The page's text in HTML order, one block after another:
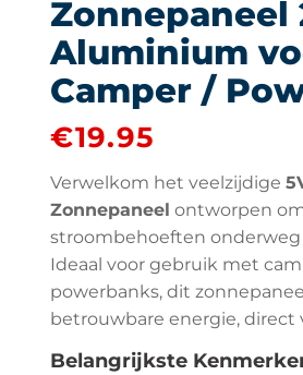
Zonnepaneel
Aluminium
Camper /
€19.95
Verwelkom het veelzijdige
Zonnepaneel ontworpen
stroombehoeften
Ideaal voor gebruik met
powerbanks, dit
betrouwbare energie, direct
Belangrijkste